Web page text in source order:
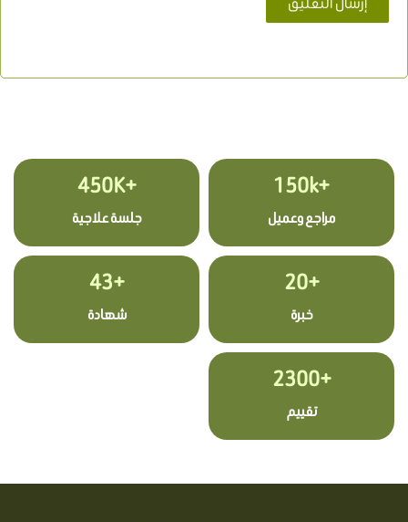
+150k
مراجع وعميل
+450K
جلسة علاجية
+20
خبرة
+43
شهادة
+2300
تقييم